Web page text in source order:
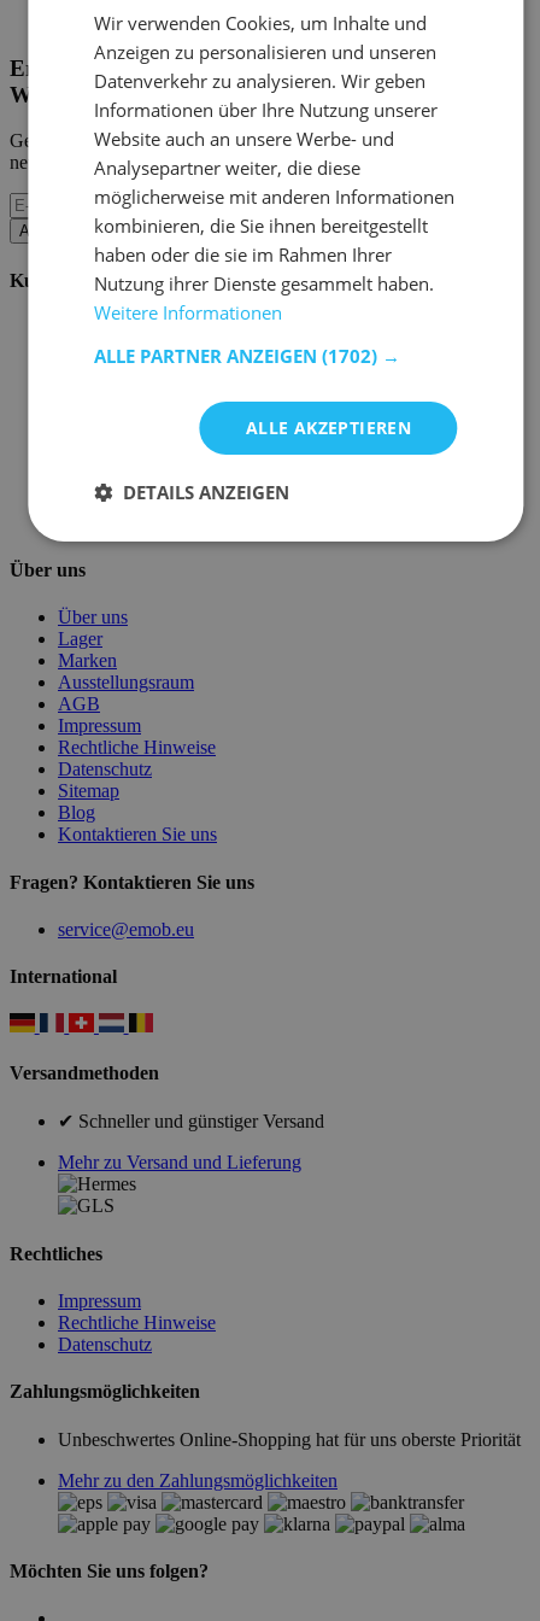
Home Emob|Mein Konto
Erhalten Sie unsere neuen Kollektionen und
Werbeaktionen.
Geben Sie uns Ihre E-Mail und Sie werden monatlich über die
neuesten Ereignisse informiert.
Abonnieren
Kundenservice
Zahlungsmöglichkeiten
Stornieren oder retournieren
Pflegehinweise
Paswort Vergessen?
Über uns
Über uns
Lager
Marken
Ausstellungsraum
AGB
Impressum
Rechtliche Hinweise
Datenschutz
Sitemap
Blog
Kontaktieren Sie uns
Fragen? Kontaktieren Sie uns
service@emob.eu
International
Versandmethoden
✔ Schneller und günstiger Versand
Mehr zu Versand und Lieferung
Rechtliches
Impressum
Rechtliche Hinweise
Datenschutz
Zahlungsmöglichkeiten
Unbeschwertes Online-Shopping hat für uns oberste Priorität
Mehr zu den Zahlungsmöglichkeiten
Möchten Sie uns folgen?
Wir verwenden Cookies, um Inhalte und
Anzeigen zu personalisieren und unseren
Datenverkehr zu analysieren. Wir geben
Informationen über Ihre Nutzung unserer
Website auch an unsere Werbe- und
Analysepartner weiter, die diese
möglicherweise mit anderen Informationen
kombinieren, die Sie ihnen bereitgestellt
haben oder die sie im Rahmen Ihrer
Nutzung ihrer Dienste gesammelt haben.
Weitere Informationen
ALLE PARTNER ANZEIGEN (1702) →
ALLE AKZEPTIEREN
DETAILS ANZEIGEN